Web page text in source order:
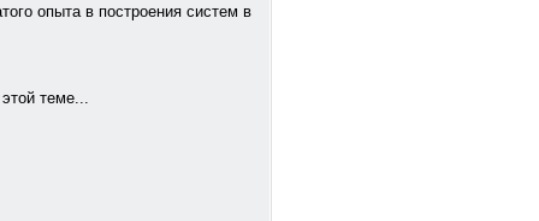
опыта в построения систем в
теме...